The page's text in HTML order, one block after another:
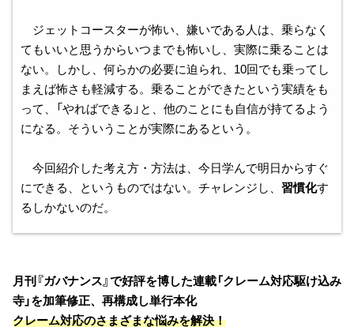
ジェットコースターが怖い、嫌いである人は、乗らなく
てもいいと思うからいつまでも怖いし、実際に乗ることは
ない。しかし、何らかの必要に迫られ、10回でも乗ってし
まえば怖さも軽減する。乗ることができたという実績をも
って、「やればできる」と、他のことにも自信が持てるよう
になる。そういうことが実際にあるという。
今回紹介した考え方・方法は、今日学んで明日からすぐ
にできる、というものではない。チャレンジし、 習慣化す
るしかないのだ。
月刊『ガバナンス』で好評を博した連載「クレーム対応駆け込み
寺」を加筆修正、再構成し単行本化
クレーム対応のさまざまな悩みを解決！